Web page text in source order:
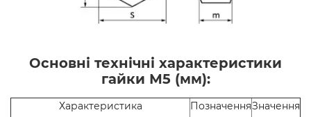
Основні технічні характеристики
гайки М5 (мм):
Характеристика ПозначенняЗначення